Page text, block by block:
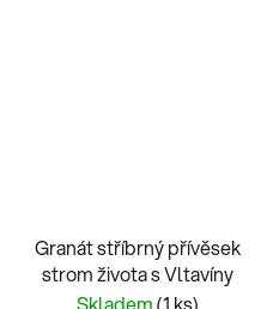
Granát stříbrný přívěsek
strom života s Vltavíny
Skladem(1 ks)